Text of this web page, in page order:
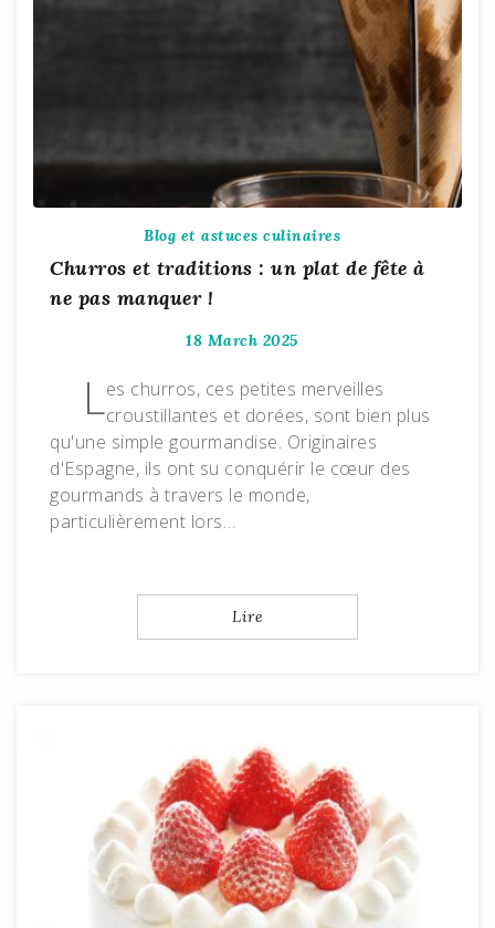
Blog et astuces culinaires
Churros et traditions : un plat de fête à
ne pas manquer !
18 March 2025
Les churros, ces petites merveilles
croustillantes et dorées, sont bien plus
qu'une simple gourmandise. Originaires
d'Espagne, ils ont su conquérir le cœur des
gourmands à travers le monde,
particulièrement lors…
Lire